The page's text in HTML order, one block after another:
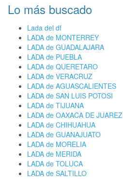
Lo más buscado
Lada del df
LADA de MONTERREY
LADA de GUADALAJARA
LADA de PUEBLA
LADA de QUERETARO
LADA de VERACRUZ
LADA de AGUASCALIENTES
LADA de SAN LUIS POTOSI
LADA de TIJUANA
LADA de OAXACA DE JUAREZ
LADA de CHIHUAHUA
LADA de GUANAJUATO
LADA de MORELIA
LADA de MERIDA
LADA de TOLUCA
LADA de SALTILLO